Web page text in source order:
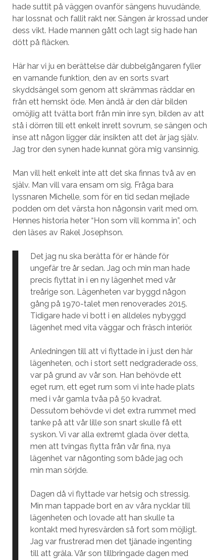
hade suttit på väggen ovanför sängens huvudände,
har lossnat och fallit rakt ner. Sängen är krossad under
dess vikt. Hade mannen gått och lagt sig hade han
dött på fläcken.
Här har vi ju en berättelse där dubbelgångaren fyller
en varnande funktion, den av en sorts svart
skyddsängel som genom att skrämmas räddar en
från ett hemskt öde. Men ändå är den där bilden
omöjlig att tvätta bort från min inre syn, bilden av att
stå i dörren till ett enkelt inrett sovrum, se sängen och
inse att någon ligger där, insikten att det är jag själv.
Jag tror den synen hade kunnat göra mig vansinnig.
Man vill helt enkelt inte att det ska finnas två av en
själv. Man vill vara ensam om sig. Fråga bara
lyssnaren Michelle, som för en tid sedan mejlade
podden om det värsta hon någonsin varit med om.
Hennes historia heter “Hon som vill komma in”, och
den läses av Rakel Josephson.
Det jag nu ska berätta för er hände för
ungefär tre år sedan. Jag och min man hade
precis flyttat in i en ny lägenhet med vår
treårige son. Lägenheten var byggd någon
gång på 1970-talet men renoverades 2015.
Tidigare hade vi bott i en alldeles nybyggd
lägenhet med vita väggar och fräsch interiör.
Anledningen till att vi flyttade in i just den här
lägenheten, och i stort sett nedgraderade oss,
var på grund av vår son. Han behövde ett
eget rum, ett eget rum som vi inte hade plats
med i vår gamla tvåa på 50 kvadrat.
Dessutom behövde vi det extra rummet med
tanke på att vår lille son snart skulle få ett
syskon. Vi var alla extremt glada över detta,
men att tvingas flytta från vår fina, nya
lägenhet var någonting som både jag och
min man sörjde.
Dagen då vi flyttade var hetsig och stressig.
Min man tappade bort en av våra nycklar till
lägenheten och lovade att han skulle ta
kontakt med hyresvärden så fort som möjligt.
Jag var frustrerad men det tjänade ingenting
till att gräla. Vår son tillbringade dagen med